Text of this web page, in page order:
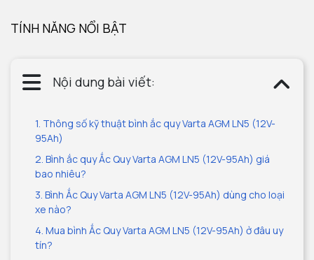
TÍNH NĂNG NỔI BẬT
Nội dung bài viết:
1. Thông số kỹ thuật bình ắc quy Varta AGM LN5 (12V-
95Ah)
2. Bình ắc quy Ắc Quy Varta AGM LN5 (12V-95Ah) giá
bao nhiêu?
3. Bình Ắc Quy Varta AGM LN5 (12V-95Ah) dùng cho loại
xe nào?
4. Mua bình Ắc Quy Varta AGM LN5 (12V-95Ah) ở đâu uy
tín?